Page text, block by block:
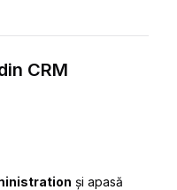
CRM
și apasă